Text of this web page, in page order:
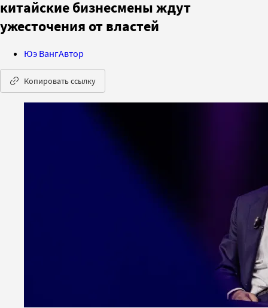
китайские бизнесмены ждут
ужесточения от властей
Юэ ВангАвтор
Копировать ссылку